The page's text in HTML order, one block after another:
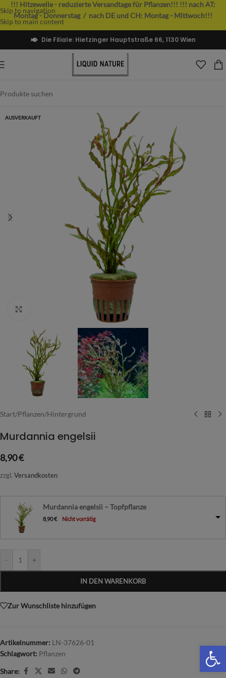
Skip to navigation
Skip to main content
!!! Hitzewelle - reduzierte Versandtage für Pflanzen!!! !!! nach AT:
Montag - Donnerstag / nach DE und CH: Montag - Mittwoch!!!
Die Filiale: Hietzinger Hauptstraße 66, 1130 Wien
AUSVERKAUFT
Start/Pflanzen/Hintergrund
Murdannia engelsii
8,90€
zzgl. Versandkosten
Murdannia engelsii – Topfpflanze
8,90€ Nicht vorrätig
- +
IN DEN WARENKORB
Zur Wunschliste hinzufügen
Artikelnummer: LN-37626-01
Schlagwort: Pflanzen
Share: